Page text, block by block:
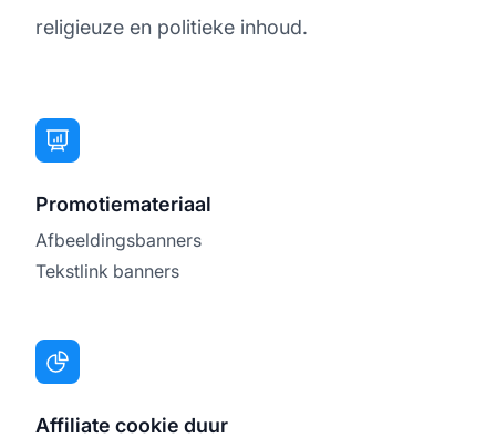
religieuze en politieke inhoud.
Promotiemateriaal
Afbeeldingsbanners
Tekstlink banners
Affiliate cookie duur